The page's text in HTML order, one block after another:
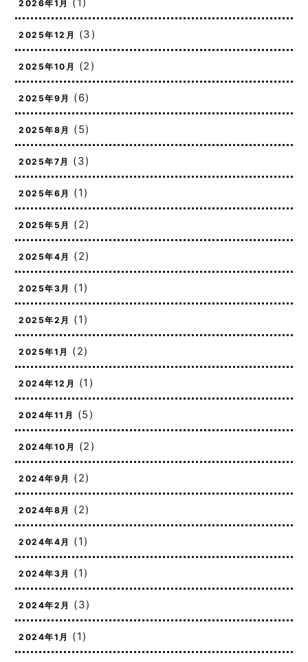
2026年1月 (1)
2025年12月 (3)
2025年10月 (2)
2025年9月 (6)
2025年8月 (5)
2025年7月 (3)
2025年6月 (1)
2025年5月 (2)
2025年4月 (2)
2025年3月 (1)
2025年2月 (1)
2025年1月 (2)
2024年12月 (1)
2024年11月 (5)
2024年10月 (2)
2024年9月 (2)
2024年8月 (2)
2024年4月 (1)
2024年3月 (1)
2024年2月 (3)
2024年1月 (1)